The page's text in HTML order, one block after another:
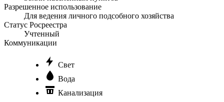
Разрешенное использование
Для ведения личного подсобного хозяйства
Статус Росреестра
Учтенный
Коммуникации
Свет
Вода
Канализация